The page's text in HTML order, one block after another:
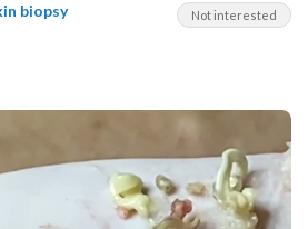
Not interested
biopsy